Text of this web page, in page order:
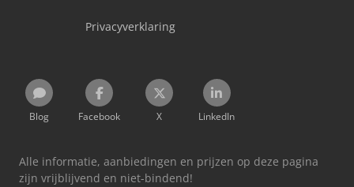
Privacyverklaring
Blog Facebook X LinkedIn
Alle informatie, aanbiedingen en prijzen op deze pagina
zijn vrijblijvend en niet-bindend!